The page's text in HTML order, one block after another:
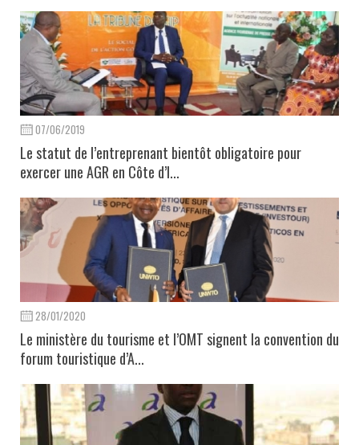
07/06/2019
Le statut de l’entreprenant bientôt obligatoire pour
exercer une AGR en Côte d’I...
28/01/2020
Le ministère du tourisme et l’OMT signent la convention du
forum touristique d’A...